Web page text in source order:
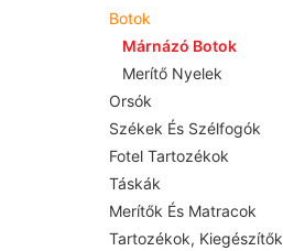
Botok
Márnázó Botok
Merítő Nyelek
Orsók
Székek És Szélfogók
Fotel Tartozékok
Táskák
Merítők És Matracok
Tartozékok, Kiegészítők